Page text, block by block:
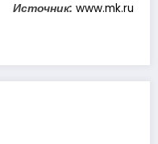
Источник: www.mk.ru